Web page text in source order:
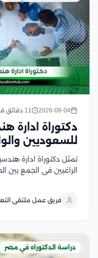
2026-08-04 11 دقائق قراءة
دكتوراة ادارة
للسعوديين
تمثل دكتوراة ادارة
الراغبين في الجمع بين
سوق العمل السعودي
فريق عمل ملتقى
دراسة الدكتوراه في مصر